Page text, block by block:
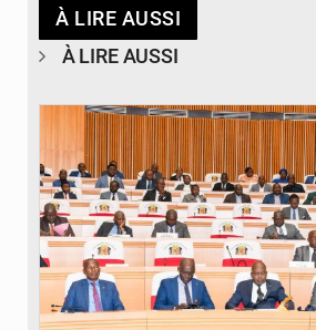
À LIRE AUSSI
À LIRE AUSSI